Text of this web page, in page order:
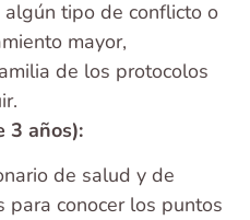
tipo de conflicto o
mayor,
de los protocolos
3 años):
de salud y de
para conocer los puntos